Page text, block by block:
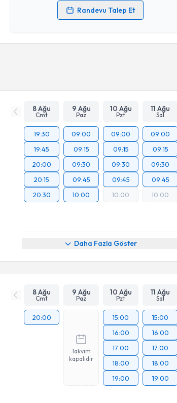
Randevu Talep Et
Kişisel verilerimin işlenmesine ilişkinAydınlatma Metni
işlenmesini kabul ediyorum.
8 Ağu
Cmt
9 Ağu
Paz
10 Ağu
Pzt
11 Ağu
Sal
19:30
19:45
20:00
20:15
20:30
09:00
09:15
09:30
09:45
10:00
09:00
09:15
09:30
09:45
10:00
09:00
09:15
09:30
09:45
10:00
Daha Fazla Göster
8 Ağu
Cmt
9 Ağu
Paz
10 Ağu
Pzt
11 Ağu
Sal
20:00
Takvim
kapalıdır
15:00
16:00
17:00
18:00
19:00
15:00
16:00
17:00
18:00
19:00